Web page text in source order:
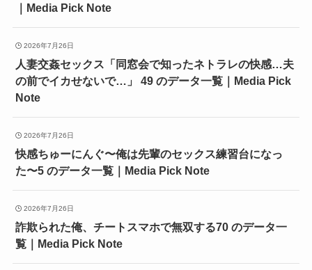
｜Media Pick Note
2026年7月26日
人妻交姦セックス「同窓会で知ったネトラレの快感…夫
の前でイカせないで…」 49 のデータ一覧｜Media Pick
Note
2026年7月26日
快感ちゅーにんぐ〜俺は先輩のセックス練習台になっ
た〜5 のデータ一覧｜Media Pick Note
2026年7月26日
詐欺られた俺、チートスマホで無双する70 のデータ一
覧｜Media Pick Note